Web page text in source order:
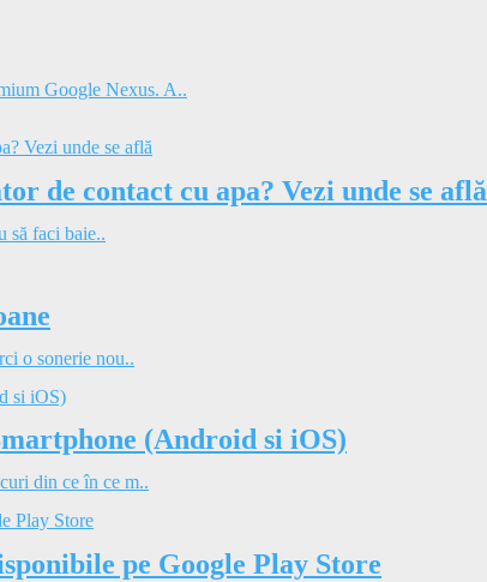
Google Nexus. A..
de contact cu apa? Vezi unde se află
să faci baie..
o sonerie nou..
(Android si iOS)
din ce în ce m..
pe Google Play Store